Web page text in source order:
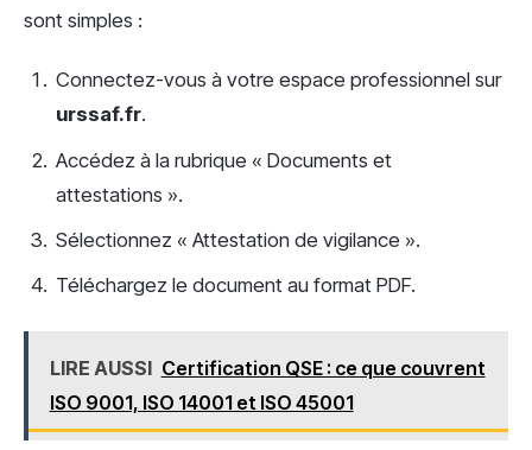
sont simples :
Connectez-vous à votre espace professionnel sur
urssaf.fr.
Accédez à la rubrique « Documents et
attestations ».
Sélectionnez « Attestation de vigilance ».
Téléchargez le document au format PDF.
LIRE AUSSI Certification QSE : ce que couvrent
ISO 9001, ISO 14001 et ISO 45001